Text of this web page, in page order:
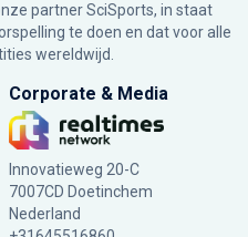
partner SciSports, in staat
te doen en dat voor alle
wereldwijd.
Corporate & Media
Innovatieweg 20-C
7007CD Doetinchem
Nederland